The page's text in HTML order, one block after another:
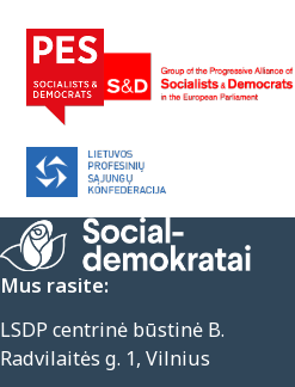
Mus rasite:
LSDP centrinė būstinė B.
Radvilaitės g. 1, Vilnius